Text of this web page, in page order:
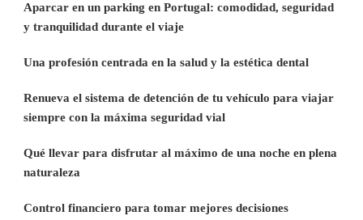
Aparcar en un parking en Portugal: comodidad, seguridad
y tranquilidad durante el viaje
Una profesión centrada en la salud y la estética dental
Renueva el sistema de detención de tu vehículo para viajar
siempre con la máxima seguridad vial
Qué llevar para disfrutar al máximo de una noche en plena
naturaleza
Control financiero para tomar mejores decisiones